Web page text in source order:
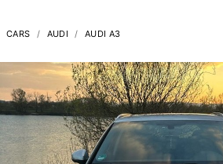
CARS AUDI AUDI A3